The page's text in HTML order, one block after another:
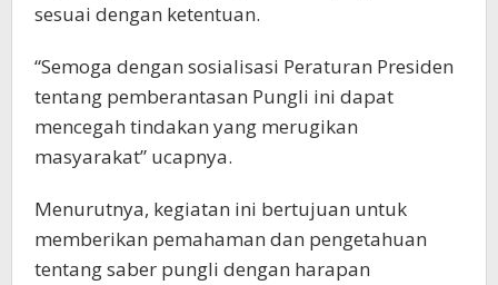
sesuai dengan ketentuan.
“Semoga dengan sosialisasi Peraturan Presiden
tentang pemberantasan Pungli ini dapat
mencegah tindakan yang merugikan
masyarakat” ucapnya.
Menurutnya, kegiatan ini bertujuan untuk
memberikan pemahaman dan pengetahuan
tentang saber pungli dengan harapan